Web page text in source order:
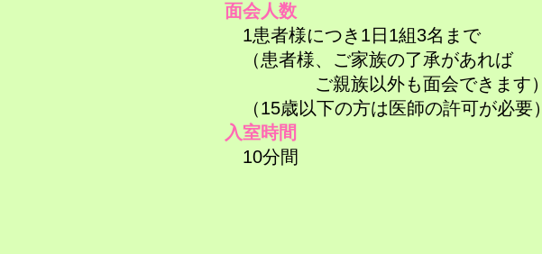
面会人数
1患者様につき1日1組3名まで
（患者様、ご家族の了承があれば
ご親族以外も面会できます）
（15歳以下の方は医師の許可が必要）
入室時間
10分間